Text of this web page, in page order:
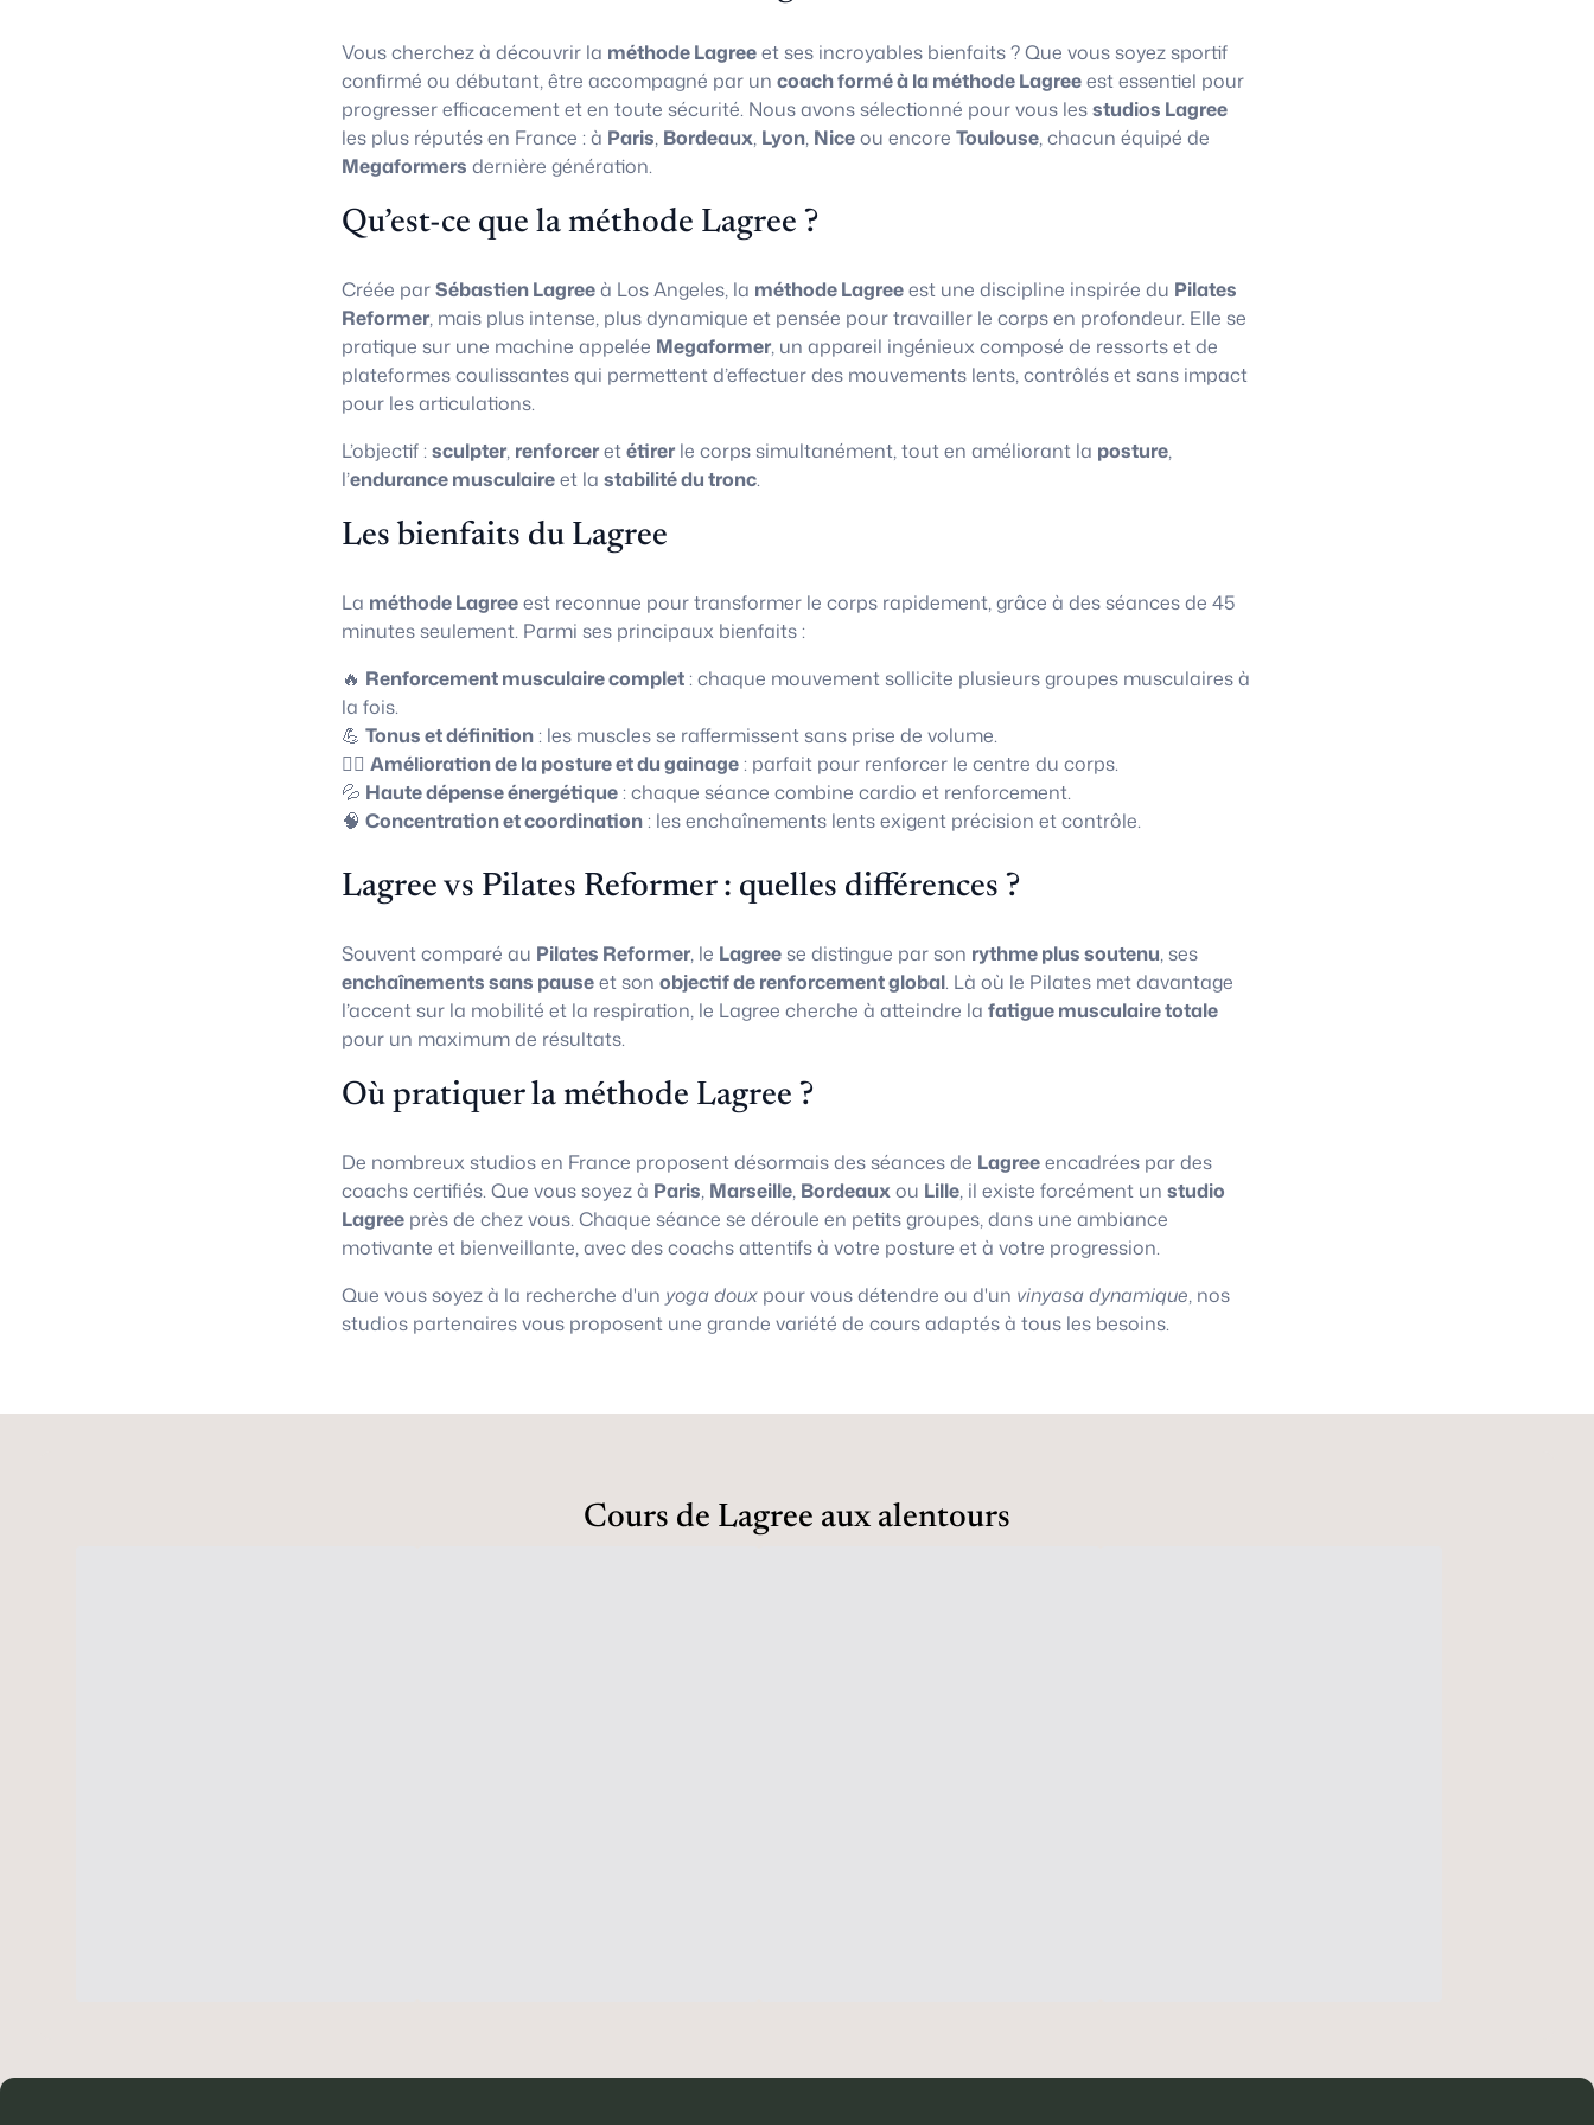
Vous cherchez à découvrir la méthode Lagreeet ses incroyables bienfaits ? Que vous soyez sportif
confirmé ou débutant, être accompagné par un coach formé à la méthode Lagreeest essentiel pour
progresser efficacement et en toute sécurité. Nous avons sélectionné pour vous lesstudios Lagree
les plus réputés en France : à Paris, Bordeaux, Lyon, Niceou encore Toulouse, chacun équipé de
Megaformers dernière génération.
Qu’est-ce que la méthode Lagree ?
Créée parSébastien Lagreeà Los Angeles, la méthode Lagreeest une discipline inspirée du Pilates
Reformer, mais plus intense, plus dynamique et pensée pour travailler le corps en profondeur. Elle se
pratique sur une machine appelée Megaformer, un appareil ingénieux composé de ressorts et de
plateformes coulissantes qui permettent d’effectuer des mouvements lents, contrôlés et sans impact
pour les articulations.
L’objectif :sculpter, renforceretétirerle corps simultanément, tout en améliorant la posture,
l’endurance musculaireet la stabilité du tronc.
Les bienfaits du Lagree
La méthode Lagreeest reconnue pour transformer le corps rapidement, grâce à des séances de 45
minutes seulement. Parmi ses principaux bienfaits :
🔥 Renforcement musculaire complet: chaque mouvement sollicite plusieurs groupes musculaires à
la fois.
💪 Tonus et définition: les muscles se raffermissent sans prise de volume.
🧘‍♀️ Amélioration de la posture et du gainage: parfait pour renforcer le centre du corps.
💦 Haute dépense énergétique: chaque séance combine cardio et renforcement.
🧠 Concentration et coordination: les enchaînements lents exigent précision et contrôle.
Lagree vs Pilates Reformer : quelles différences ?
Souvent comparé au Pilates Reformer, le Lagree se distingue par son rythme plus soutenu, ses
enchaînements sans pauseet son objectif de renforcement global. Là où le Pilates met davantage
l’accent sur la mobilité et la respiration, le Lagree cherche à atteindre la fatigue musculaire totale
pour un maximum de résultats.
Où pratiquer la méthode Lagree ?
De nombreux studios en France proposent désormais des séances de Lagreeencadrées par des
coachs certifiés. Que vous soyez à Paris, Marseille, Bordeauxou Lille, il existe forcément un studio
Lagree près de chez vous. Chaque séance se déroule en petits groupes, dans une ambiance
motivante et bienveillante, avec des coachs attentifs à votre posture et à votre progression.
Que vous soyez à la recherche d'un yoga doux pour vous détendre ou d'un vinyasa dynamique, nos
studios partenaires vous proposent une grande variété de cours adaptés à tous les besoins.
Cours de Lagree aux alentours